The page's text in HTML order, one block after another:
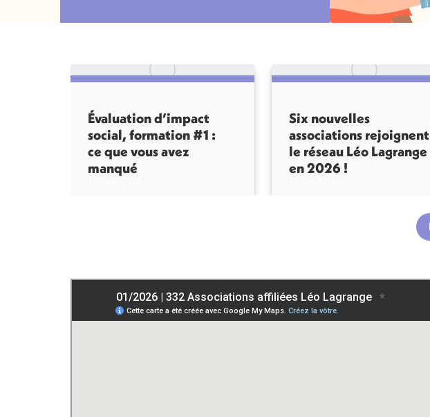
Évaluation d’impact
social, formation #1 :
ce que vous avez
manqué
Six nouvelles
associations rejoignent
le réseau Léo Lagrange
en 2026 !